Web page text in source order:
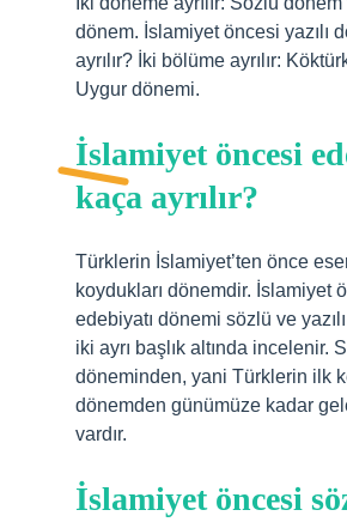
dönem. İslamiyet öncesi yazılı
ayrılır? İki bölüme ayrılır:
Uygur dönemi.
İslamiyet öncesi
kaça ayrılır?
Türklerin İslamiyet’ten önce
koydukları dönemdir. İslamiyet
edebiyatı dönemi sözlü ve
iki ayrı başlık altında incelenir.
döneminden, yani Türklerin ilk
dönemden günümüze kadar
vardır.
İslamiyet öncesi